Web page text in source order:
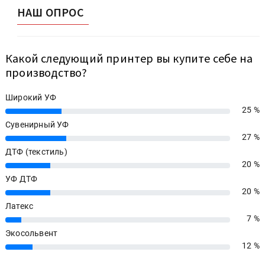
НАШ ОПРОС
Какой следующий принтер вы купите себе на
производство?
Широкий УФ
25%
25 %
Сувенирный УФ
27%
27 %
ДТФ (текстиль)
20%
20 %
УФ ДТФ
20%
20 %
Латекс
7%
7 %
Экосольвент
12%
12 %